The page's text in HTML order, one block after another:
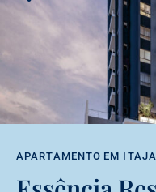
APARTAMENTO EM